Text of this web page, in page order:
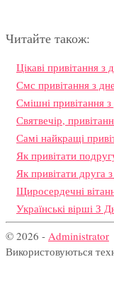
Читайте також:
Цікаві привітання
Смс привітання з
Смішні привітання
Святвечір,
Самі найкращі
Як привітати
Як привітати друга
Щиросердечні
Українські вірші З
© 2026 - Administrator
Використовуються